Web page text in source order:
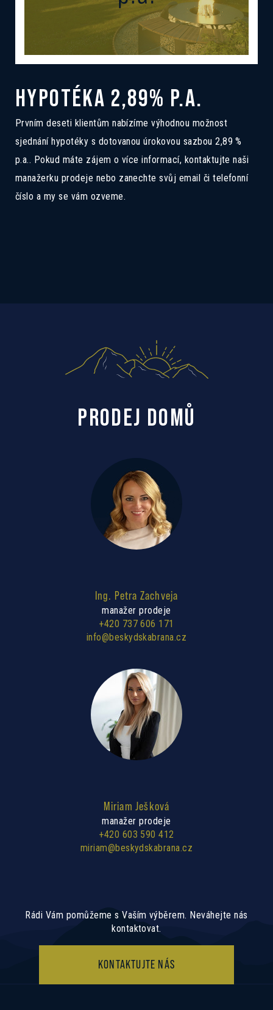
HYPOTÉKA 2,89% P.A.
Prvním deseti klientům nabízíme výhodnou možnost
sjednání hypotéky s dotovanou úrokovou sazbou 2,89 %
p.a.. Pokud máte zájem o více informací, kontaktujte naši
manažerku prodeje nebo zanechte svůj email či telefonní
číslo a my se vám ozveme.
PRODEJ DOMŮ
Ing. Petra Zachveja
manažer prodeje
+420 737 606 171
info@beskydskabrana.cz
Miriam Ješková
manažer prodeje
+420 603 590 412
miriam@beskydskabrana.cz
Rádi Vám pomůžeme s Vaším výběrem. Neváhejte nás
kontaktovat.
KONTAKTUJTE NÁS